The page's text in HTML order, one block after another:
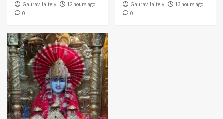
Gaurav Jaitely
12 hours ago
0
Gaurav Jaitely
13 hours ago
0